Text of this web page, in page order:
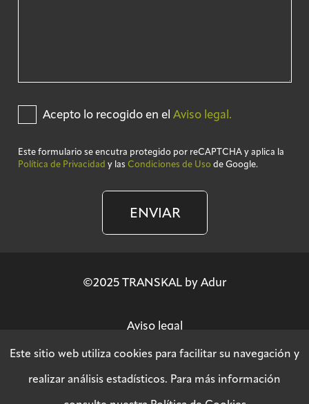
Acepto lo recogido en el Aviso legal.
Este formulario se encutra protegido por reCAPTCHA y aplica la
Política de Privacidad y las Condiciones de Uso de Google.
ENVIAR
©2025 TRANSKAL by Adur
Aviso legal
Este sitio web utiliza cookies para facilitar su navegación y
realizar análisis estadísticos. Para más información